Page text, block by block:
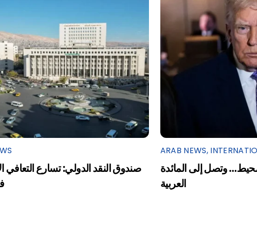
صندوق النقد الدولي: تسارع التعافي
ARAB NEWS,
وتصل إلى المائدة
العربية